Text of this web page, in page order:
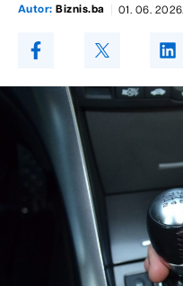
Autor: Biznis.ba 01. 06. 2026.